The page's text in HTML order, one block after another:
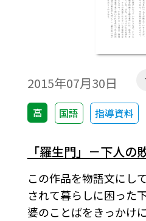
2015年07月30日
高 国語 指導資料
「羅生門」－下人の
この作品を物語文にし
されて暮らしに困った
婆のことばをきっかけ